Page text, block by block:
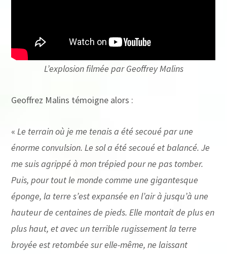
L’explosion filmée par Geoffrey Malins
Geoffrez Malins témoigne alors :
«Le terrain où je me tenais a été secoué par une
énorme convulsion. Le sol a été secoué et balancé. Je
me suis agrippé à mon trépied pour ne pas tomber.
Puis, pour tout le monde comme une gigantesque
éponge, la terre s’est expansée en l’air à jusqu’à une
hauteur de centaines de pieds. Elle montait de plus en
plus haut, et avec un terrible rugissement la terre
broyée est retombée sur elle-même, ne laissant